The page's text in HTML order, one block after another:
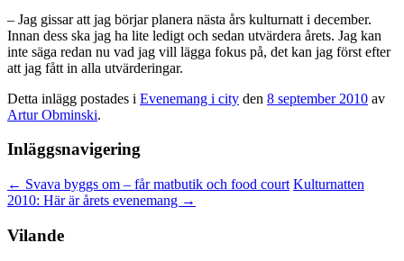
– Jag gissar att jag börjar planera nästa års kulturnatt i december.
Innan dess ska jag ha lite ledigt och sedan utvärdera årets. Jag kan
inte säga redan nu vad jag vill lägga fokus på, det kan jag först efter
att jag fått in alla utvärderingar.
Detta inlägg postades i Evenemang i city den 8 september 2010 av
Artur Obminski.
Inläggsnavigering
← Svava byggs om – får matbutik och food court Kulturnatten
2010: Här är årets evenemang →
Vilande